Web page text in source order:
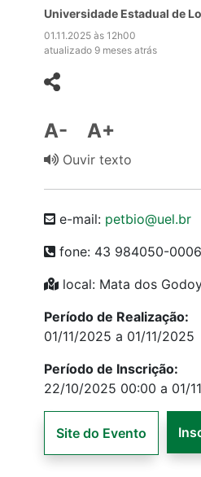
Universidade Estadual de
01.11.2025 às 12h00
atualizado 9 meses atrás
A- A+
Ouvir texto
e-mail: petbio@uel.br
fone: 43 984050-0006
local: Mata dos
Período de Realização:
01/11/2025 a 01/11/2025
Período de Inscrição:
22/10/2025 00:00 a 01/
Site do Evento